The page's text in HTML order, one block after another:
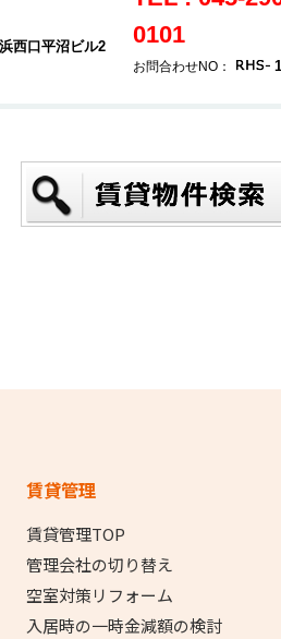
西口平沼ビル2
0101
お問合わせNO：
賃貸管理
賃貸管理TOP
管理会社の切り替え
空室対策リフォーム
入居時の一時金減額の検討